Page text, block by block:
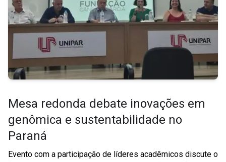
Mesa redonda debate inovações em
genômica e sustentabilidade no
Paraná
Evento com a participação de líderes acadêmicos discute o